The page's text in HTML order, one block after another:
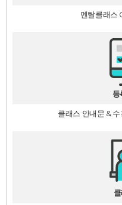
멘탈클래스
등
클래스 안내문 &